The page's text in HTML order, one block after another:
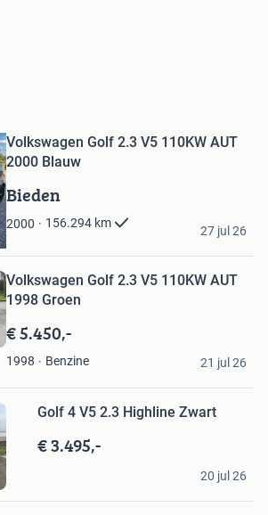
Volkswagen Golf 2.3 V5 110KW AUT
2000 Blauw
Bieden
2000 156.294 km
27 jul 26
Volkswagen Golf 2.3 V5 110KW AUT
1998 Groen
€ 5.450,-
1998 Benzine 21 jul 26
Golf 4 V5 2.3 Highline Zwart
€ 3.495,-
20 jul 26